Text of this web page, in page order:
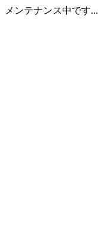
メンテナンス中です...